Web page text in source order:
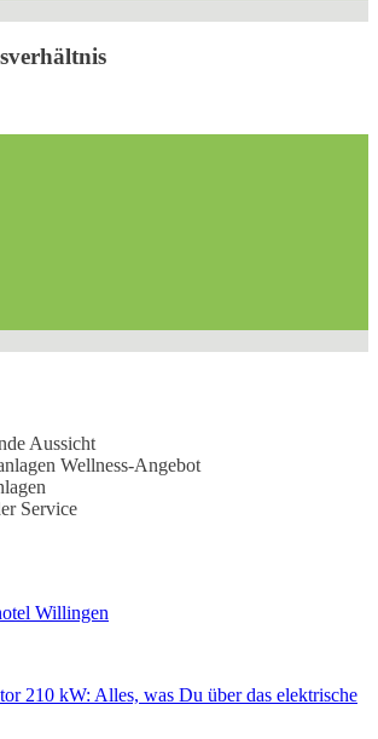
Aussicht
Wellness-Angebot
Service
Willingen
210 kW: Alles, was Du über das elektrische